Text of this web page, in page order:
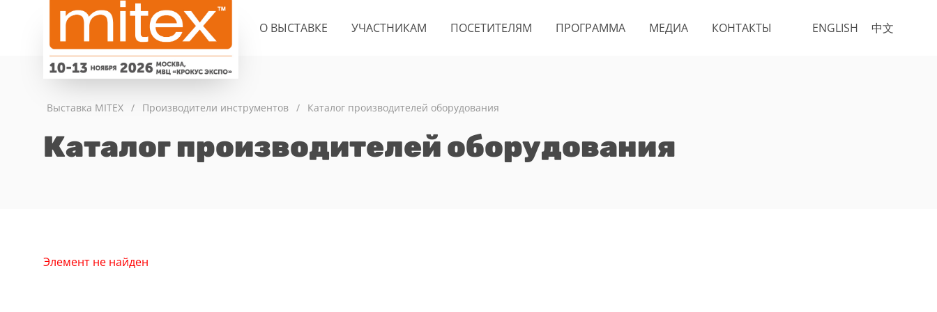
ENGLISH 中文
О ВЫСТАВКЕ УЧАСТНИКАМ ПОСЕТИТЕЛЯМ ПРОГРАММА МЕДИА КОНТАКТЫ
Выставка MITEX / Производители инструментов / Каталог производителей оборудования
Каталог производителей оборудования
Элемент не найден